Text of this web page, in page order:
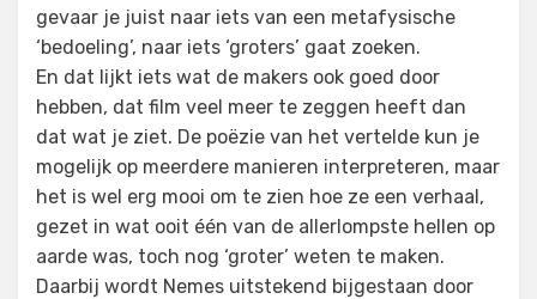
gevaar je juist naar iets van een metafysische
‘bedoeling’, naar iets ‘groters’ gaat zoeken.
En dat lijkt iets wat de makers ook goed door
hebben, dat film veel meer te zeggen heeft dan
dat wat je ziet. De poëzie van het vertelde kun je
mogelijk op meerdere manieren interpreteren, maar
het is wel erg mooi om te zien hoe ze een verhaal,
gezet in wat ooit één van de allerlompste hellen op
aarde was, toch nog ‘groter’ weten te maken.
Daarbij wordt Nemes uitstekend bijgestaan door